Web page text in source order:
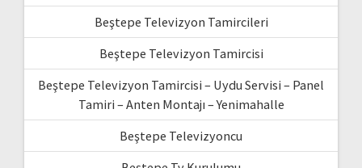
Beştepe Televizyon Tamircileri
Beştepe Televizyon Tamircisi
Beştepe Televizyon Tamircisi – Uydu Servisi – Panel
Tamiri – Anten Montajı – Yenimahalle
Beştepe Televizyoncu